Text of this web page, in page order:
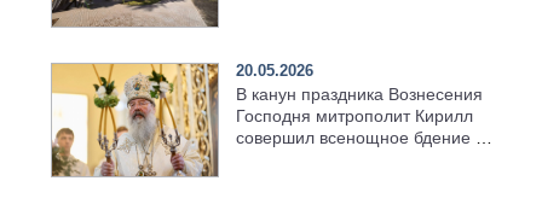
20.05.2026
В канун праздника Вознесения
Господня митрополит Кирилл
совершил всенощное бдение в